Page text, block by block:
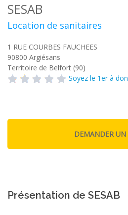
SESAB
Location de sanitaires
1 RUE COURBES FAUCHEES
90800 Argiésans
Territoire de Belfort (90)
Soyez le 1er à
Présentation de SESAB